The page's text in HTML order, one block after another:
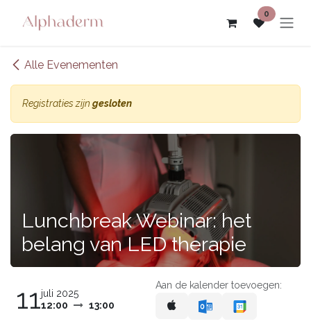
0
Alle Evenementen
Registraties zijn gesloten
Lunchbreak Webinar: het
belang van LED therapie
11juli 2025
12:00
13:00
Aan de kalender toevoegen: